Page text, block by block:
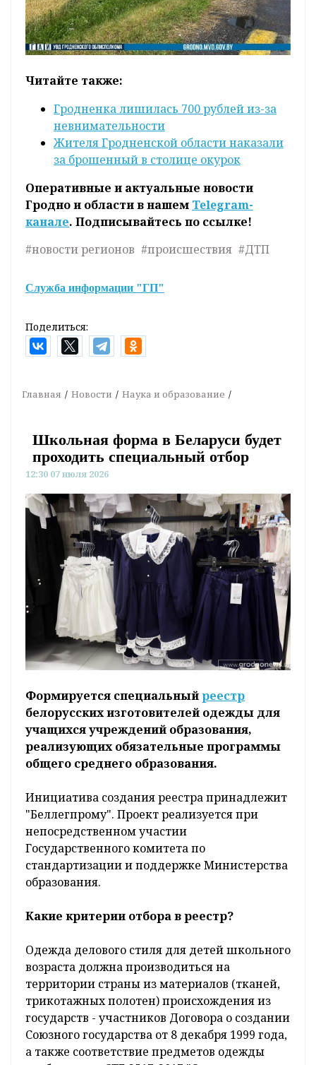
Читайте также:
Гродненка лишилась 700 рублей из-за
невнимательности
Жителя Гродненской области наказали
за брошенный в столице окурок
Оперативные и актуальные новости
Гродно и области в нашем Telegram-
канале. Подписывайтесь по ссылке!
#новости регионов #происшествия #ДТП
Служба информации "ГП"
Поделиться:
Главная Новости Наука и образование
Школьная форма в Беларуси будет
проходить специальный отбор
12:30 07 июля 2026
Формируется специальныйреестр
белорусских изготовителей одежды для
учащихся учреждений образования,
реализующих обязательные программы
общего среднего образования.
Инициатива создания реестра принадлежит
"Беллегпрому". Проект реализуется при
непосредственном участии
Государственного комитета по
стандартизации и поддержке Министерства
образования.
Какие критерии отбора в реестр?
Одежда делового стиля для детей школьного
возраста должна производиться на
территории страны из материалов (тканей,
трикотажных полотен) происхождения из
государств - участников Договора о создании
Союзного государства от 8 декабря 1999 года,
а также соответствие предметов одежды